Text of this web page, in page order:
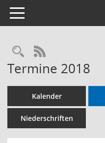
Toggle navigation
RSS-Feed
Termine 2018
Kalender
Niederschriften